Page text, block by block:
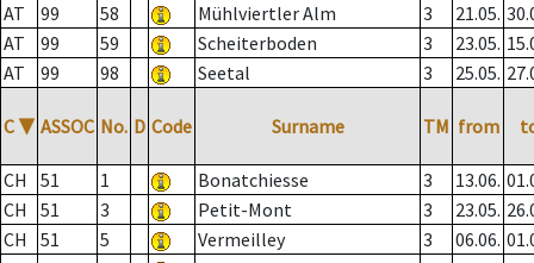
AT
99 58 Mühlviertler Alm 3 21.05.
AT
99 59 Scheiterboden 3 23.05.
AT
99 98 Seetal 3 25.05.
C ▼ ASSOC No. D Code Surname TM from
CH 51 1 Bonatchiesse 3 13.06.
CH
51 3 Petit-Mont 3 23.05.
CH
51 5 Vermeilley 3 06.06.